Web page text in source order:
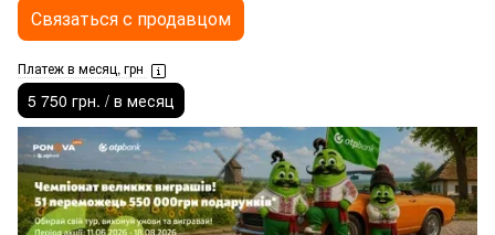
Связаться с продавцом
Платеж в месяц, грн
5 750 грн. / в месяц